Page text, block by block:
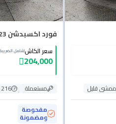
ممشى قليل
فورد اكسبدشن XLT 2023 دبل
سعر الكاش(شامل
204,000
مستعملة
216 كم
مفحوصة
ومضمونة